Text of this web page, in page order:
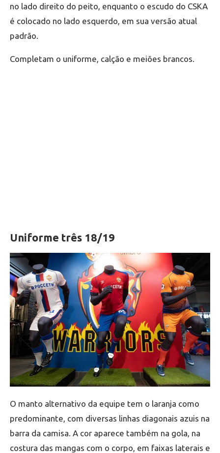
no lado direito do peito, enquanto o escudo do CSKA
é colocado no lado esquerdo, em sua versão atual
padrão.
Completam o uniforme, calção e meiões brancos.
Uniforme três 18/19
O manto alternativo da equipe tem o laranja como
predominante, com diversas linhas diagonais azuis na
barra da camisa. A cor aparece também na gola, na
costura das mangas com o corpo, em faixas laterais e